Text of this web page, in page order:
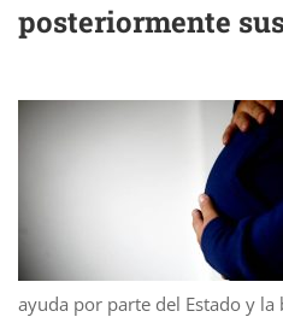
posteriormente
ayuda por parte del Estado y